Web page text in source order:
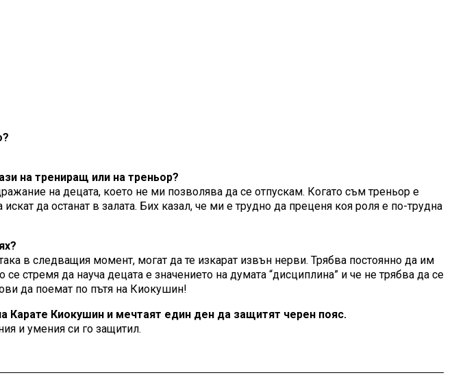
на трениращ или на треньор?
на децата, което не ми позволява да се отпускам. Когато съм треньор е
да останат в залата. Бих казал, че ми е трудно да преценя коя роля е по-трудна
в следващия момент, могат да те изкарат извън нерви. Трябва постоянно да им
стремя да науча децата е значението на думата “дисциплина” и че не трябва да се
да поемат по пътя на Киокушин!
Карате Киокушин и мечтаят един ден да защитят черен пояс.
и умения си го защитил.